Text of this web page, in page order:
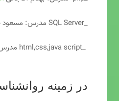
_SQL Server مدرس: مسعود طاهری
_html,css,java script مدرس: مهرداد نادری
در زمینه